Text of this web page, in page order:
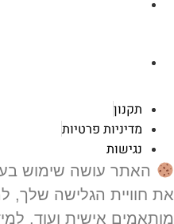
תקנון
מדיניות פרטיות
נגישות
האתר עושה שימוש
חוויית הגלישה שלך,
אישית ועוד.